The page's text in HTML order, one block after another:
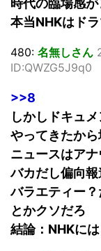
本当NHKはド
480: 名無しさん
ID:QWZG5J9q0
>>8
しかしドキュ
やってきたか
ニュースはア
バカだし偏向報
バラエティー
とかクソだろ
結論：NHKに